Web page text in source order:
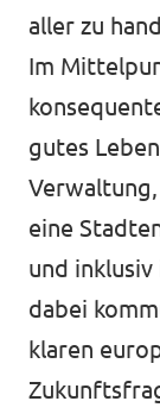
aller zu
Im
gutes
eine
und
dabei
klaren